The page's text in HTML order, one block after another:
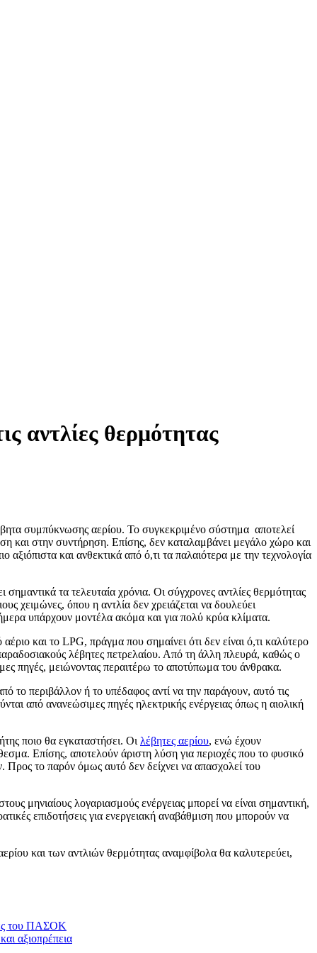
αντλίες θερμότητας
συμπύκνωσης αερίου. Το συγκεκριμένο σύστημα αποτελεί
και στην συντήρηση. Επίσης, δεν καταλαμβάνει μεγάλο χώρο και
και ανθεκτικά από ό,τι τα παλαιότερα με την τεχνολογία
τα τελευταία χρόνια. Οι σύγχρονες αντλίες θερμότητας
χειμώνες, όπου η αντλία δεν χρειάζεται να δουλεύει
υπάρχουν μοντέλα ακόμα και για πολύ κρύα κλίματα.
και το LPG, πράγμα που σημαίνει ότι δεν είναι ό,τι καλύτερο
λέβητες πετρελαίου. Από τη άλλη πλευρά, καθώς ο
πηγές, μειώνοντας περαιτέρω το αποτύπωμα του άνθρακα.
το περιβάλλον ή το υπέδαφος αντί να την παράγουν, αυτό τις
από ανανεώσιμες πηγές ηλεκτρικής ενέργειας όπως η αιολική
ποιο θα εγκαταστήσει. Οι λέβητες αερίου, ενώ έχουν
Επίσης, αποτελούν άριστη λύση για περιοχές που το φυσικό
Προς το παρόν όμως αυτό δεν δείχνει να απασχολεί του
μηνιαίους λογαριασμούς ενέργειας μπορεί να είναι σημαντική,
επιδοτήσεις για ενεργειακή αναβάθμιση που μπορούν να
και των αντλιών θερμότητας αναμφίβολα θα καλυτερεύει,
του ΠΑΣΟΚ
αξιοπρέπεια